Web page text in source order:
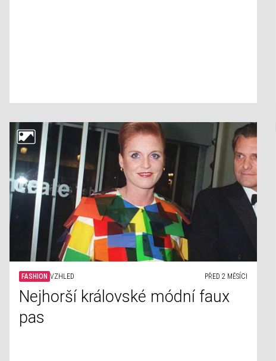
FASHION VZHLED PŘED 2 MĚSÍCI
Nejhorší královské módní faux
pas